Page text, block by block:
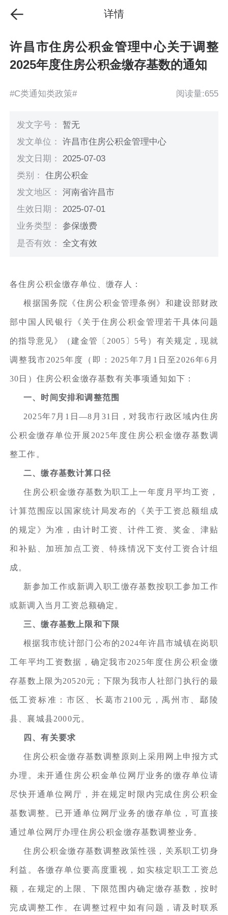
详情
许昌市住房公积金管理中心关于调整
2025年度住房公积金缴存基数的通知
#C类通知类政策# 阅读量:655
发文字号：暂无
发文单位：许昌市住房公积金管理中心
发文日期： 2025-07-03
类别：住房公积金
发文地区：河南省许昌市
生效日期： 2025-07-01
业务类型：参保缴费
是否有效：全文有效
各住房公积金缴存单位、缴存人：
根据国务院《住房公积金管理条例》和建设部财政
部中国人民银行《关于住房公积金管理若干具体问题
的指导意见》（建金管〔2005〕5号）有关规定，现就
调整我市2025年度（即：2025年7月1日至2026年6月
30日）住房公积金缴存基数有关事项通知如下：
一、时间安排和调整范围
2025年7月1日—8月31日，对我市行政区域内住房
公积金缴存单位开展2025年度住房公积金缴存基数调
整工作。
二、缴存基数计算口径
住房公积金缴存基数为职工上一年度月平均工资，
计算范围应以国家统计局发布的《关于工资总额组成
的规定》为准，由计时工资、计件工资、奖金、津贴
和补贴、加班加点工资、特殊情况下支付工资合计组
成。
新参加工作或新调入职工缴存基数按职工参加工作
或新调入当月工资总额确定。
三、缴存基数上限和下限
根据我市统计部门公布的2024年许昌市城镇在岗职
工年平均工资数据，确定我市2025年度住房公积金缴
存基数上限为20520元；下限为我市人社部门执行的最
低工资标准：市区、长葛市2100元，禹州市、鄢陵
县、襄城县2000元。
四、有关要求
住房公积金缴存基数调整原则上采用网上申报方式
办理。未开通住房公积金单位网厅业务的缴存单位请
尽快开通单位网厅，并在规定时限内完成住房公积金
基数调整。已开通单位网厅业务的缴存单位，可直接
通过单位网厅办理住房公积金缴存基数调整业务。
住房公积金缴存基数调整政策性强，关系职工切身
利益。各缴存单位要高度重视，如实核定职工工资总
额，在规定的上限、下限范围内确定缴存基数，按时
完成调整工作。在调整过程中如有问题，请及时联系